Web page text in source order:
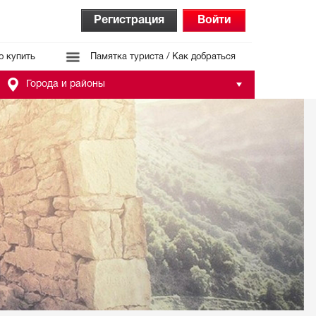
Регистрация Войти
купить Памятка туриста / Как добраться
Города и районы